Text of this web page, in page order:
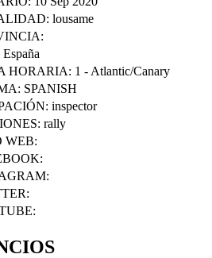
lousame
España
HORARIA: 1 - Atlantic/Canary
SPANISH
inspector
rally
WEB: